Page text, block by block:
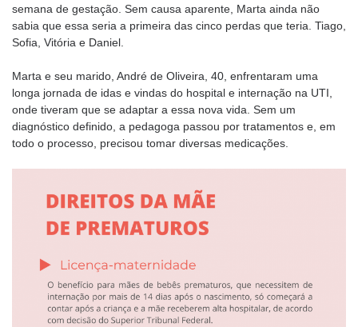
semana de gestação. Sem causa aparente, Marta ainda não
sabia que essa seria a primeira das cinco perdas que teria. Tiago,
Sofia, Vitória e Daniel.
Marta e seu marido, André de Oliveira, 40, enfrentaram uma
longa jornada de idas e vindas do hospital e internação na UTI,
onde tiveram que se adaptar a essa nova vida. Sem um
diagnóstico definido, a pedagoga passou por tratamentos e, em
todo o processo, precisou tomar diversas medicações.